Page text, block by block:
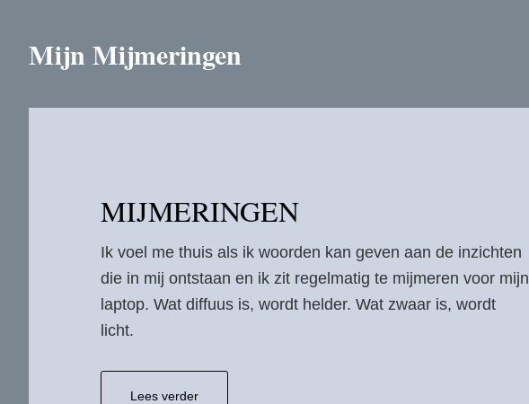
inhoud
Mijn Mijmeringen
MIJMERINGEN
Ik voel me thuis als ik woorden kan geven aan de inzichten
die in mij ontstaan en ik zit regelmatig te mijmeren voor mijn
laptop. Wat diffuus is, wordt helder. Wat zwaar is, wordt
licht.
Lees verderoverMijmeringen